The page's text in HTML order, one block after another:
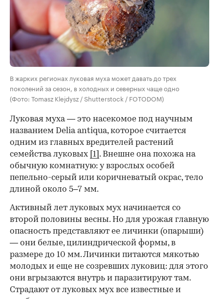
В жарких регионах луковая муха может давать до трех
поколений за сезон, в холодных и северных чаще одно
(Фото: Tomasz Klejdysz / Shutterstock / FOTODOM)
00:00
Луковая муха — это насекомое под научным
названием Delia antiqua, которое считается
одним из главных вредителей растений
семейства луковых [1] . Внешне она похожа на
обычную комнатную: у взрослых особей
пепельно-серый или коричневатый окрас, тело
длиной около 5–7 мм.
Активный лет луковых мух начинается со
второй половины весны. Но для урожая главную
опасность представляют ее личинки (опарыши)
— они белые, цилиндрической формы, в
размере до 10 мм. Личинки питаются мякотью
молодых и еще не созревших луковиц: для этого
они вгрызаются внутрь и паразитируют там.
Страдают от луковых мух все известные и